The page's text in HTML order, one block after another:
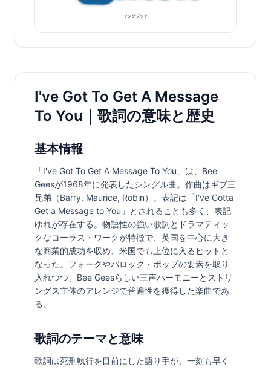
I've Got To Get A Message
To You｜歌詞の意味と歴史
基本情報
「I've Got To Get A Message To You」は、Bee
Geesが1968年に発表したシングル曲。作曲はギブ三
兄弟（Barry, Maurice, Robin）。表記は「I've Gotta
Get a Message to You」とされることも多く、表記
ゆれが存在する。物語性の強い歌詞とドラマティッ
クなコーラス・ワークが特徴で、英国を中心に大き
な商業的成功を収め、米国でも上位に入るヒットと
なった。フォークやバロック・ポップの要素を取り
入れつつ、Bee Geesらしい三声ハーモニーとストリ
ングス主体のアレンジで普遍性を獲得した楽曲であ
る。
歌詞のテーマと意味
歌詞は死刑執行を目前にした語り手が、一刻も早く